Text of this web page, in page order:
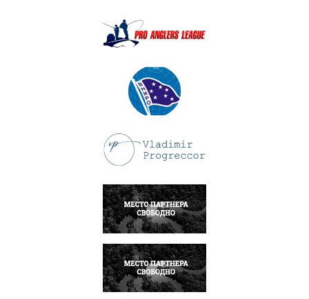
ПОДРОБНЕЕ
ПОДРОБНЕЕ
ПОДРОБНЕЕ
НАПИСАТЬ
НАПИСАТЬ